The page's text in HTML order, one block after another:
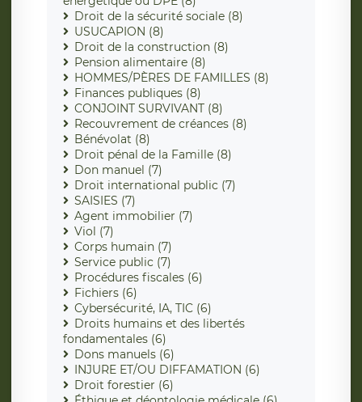
Droit de la sécurité sociale (8)
USUCAPION (8)
Droit de la construction (8)
Pension alimentaire (8)
HOMMES/PÈRES DE FAMILLES (8)
Finances publiques (8)
CONJOINT SURVIVANT (8)
Recouvrement de créances (8)
Bénévolat (8)
Droit pénal de la Famille (8)
Don manuel (7)
Droit international public (7)
SAISIES (7)
Agent immobilier (7)
Viol (7)
Corps humain (7)
Service public (7)
Procédures fiscales (6)
Fichiers (6)
Cybersécurité, IA, TIC (6)
Droits humains et des libertés
fondamentales (6)
Dons manuels (6)
INJURE ET/OU DIFFAMATION (6)
Droit forestier (6)